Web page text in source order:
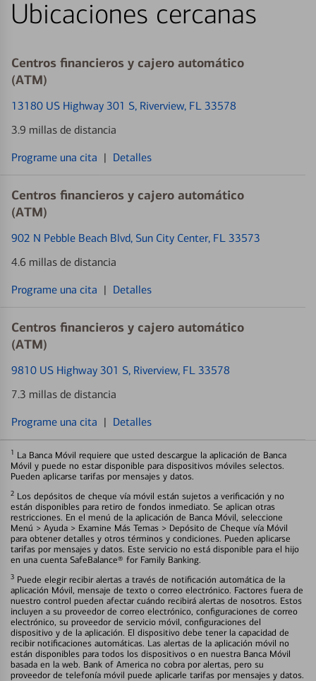
Ubicaciones cercanas
Centros financieros y cajero automático
(ATM)
13180 US Highway 301 S, Riverview, FL 33578
3.9 millas de distancia
Programe una cita | Detalles
Centros financieros y cajero automático
(ATM)
902 N Pebble Beach Blvd, Sun City Center, FL 33573
4.6 millas de distancia
Programe una cita | Detalles
Centros financieros y cajero automático
(ATM)
9810 US Highway 301 S, Riverview, FL 33578
7.3 millas de distancia
Programe una cita | Detalles
1 La Banca Móvil requiere que usted descargue la aplicación de Banca
Móvil y puede no estar disponible para dispositivos móviles selectos.
Pueden aplicarse tarifas por mensajes y datos.
2 Los depósitos de cheque vía móvil están sujetos a verificación y no
están disponibles para retiro de fondos inmediato. Se aplican otras
restricciones. En el menú de la aplicación de Banca Móvil, seleccione
Menú > Ayuda > Examine Más Temas > Depósito de Cheque vía Móvil
para obtener detalles y otros términos y condiciones. Pueden aplicarse
tarifas por mensajes y datos. Este servicio no está disponible para el hijo
en una cuenta SafeBalance® for Family Banking.
3 Puede elegir recibir alertas a través de notificación automática de la
aplicación Móvil, mensaje de texto o correo electrónico. Factores fuera de
nuestro control pueden afectar cuándo recibirá alertas de nosotros. Estos
incluyen a su proveedor de correo electrónico, configuraciones de correo
electrónico, su proveedor de servicio móvil, configuraciones del
dispositivo y de la aplicación. El dispositivo debe tener la capacidad de
recibir notificaciones automáticas. Las alertas de la aplicación móvil no
están disponibles para todos los dispositivos o en nuestra Banca Móvil
basada en la web. Bank of America no cobra por alertas, pero su
proveedor de telefonía móvil puede aplicarle tarifas por mensajes y datos.